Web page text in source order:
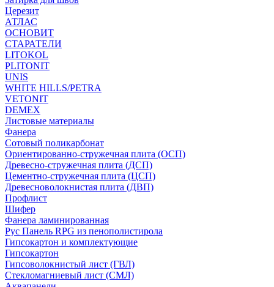
Церезит
АТЛАС
ОСНОВИТ
СТАРАТЕЛИ
LITOKOL
PLITONIT
UNIS
WHITE HILLS/PETRA
VETONIT
DEMEX
Листовые материалы
Фанера
Сотовый поликарбонат
Ориентированно-стружечная плита (ОСП)
Древесно-стружечная плита (ДСП)
Цементно-стружечная плита (ЦСП)
Древесноволокнистая плита (ДВП)
Профлист
Шифер
Фанера ламинированная
Рус Панель RPG из пенополистирола
Гипсокартон и комплектующие
Гипсокартон
Гипсоволокнистый лист (ГВЛ)
Стекломагниевый лист (СМЛ)